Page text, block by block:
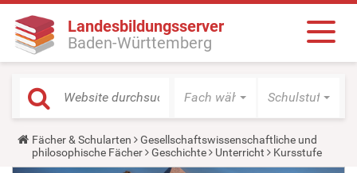
Landesbildungsserver
Baden-Württemberg
Fach wählen Schulstufe
Y
o
u
Fächer & Schularten
Gesellschaftswissenschaftliche und
philosophische Fächer
Geschichte Unterricht Kursstufe